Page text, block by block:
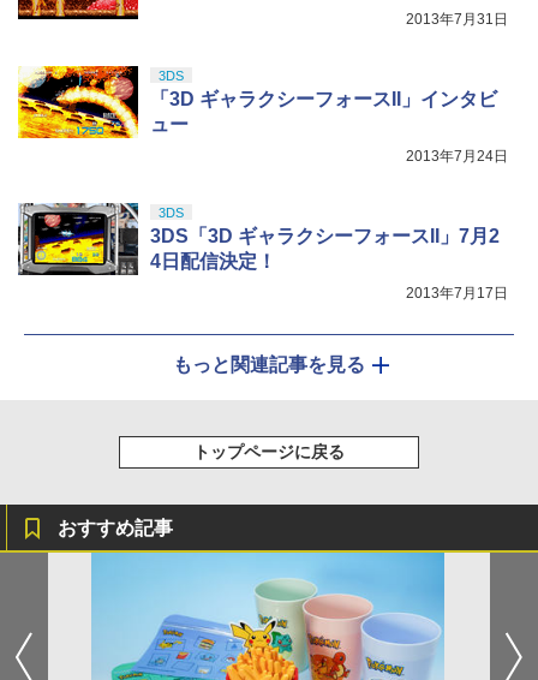
2013年7月31日
3DS
「3D ギャラクシーフォースII」インタビ
ュー
2013年7月24日
3DS
3DS「3D ギャラクシーフォースII」7月2
4日配信決定！
2013年7月17日
もっと関連記事を見る
トップページに戻る
おすすめ記事